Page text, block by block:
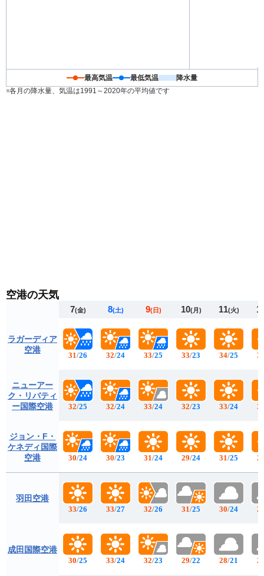
最高気温 最低気温
降水量
※各月の降水量、気温は1991～2020年の平均値です
空港の天気
ラガーディア
空港
ニューアー
ク・リバティ
ー国際空港
ジョン・F・
ケネディ国際
空港
羽田空港
成田国際空港
7(金)
31/26
32/25
30/24
33/26
30/25
8(土)
32/24
32/24
30/23
33/27
33/24
9(日)
33/25
33/24
31/24
32/26
32/23
10(月)
33/23
32/23
29/24
31/25
29/22
11(火)
34/25
33/24
31/25
30/24
28/21